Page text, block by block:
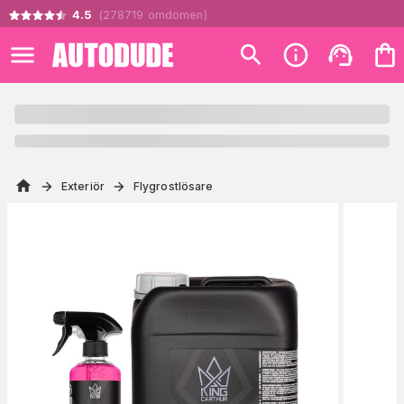
4.5 (278719 omdömen )
Exteriör Flygrostlösare